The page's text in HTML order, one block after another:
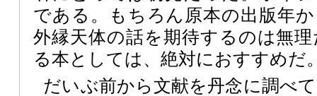
である。もちろん原本の出版年
外縁天体の話を期待するのは無
る本としては、絶対におすすめだ
だいぶ前から文献を丹念に調べ